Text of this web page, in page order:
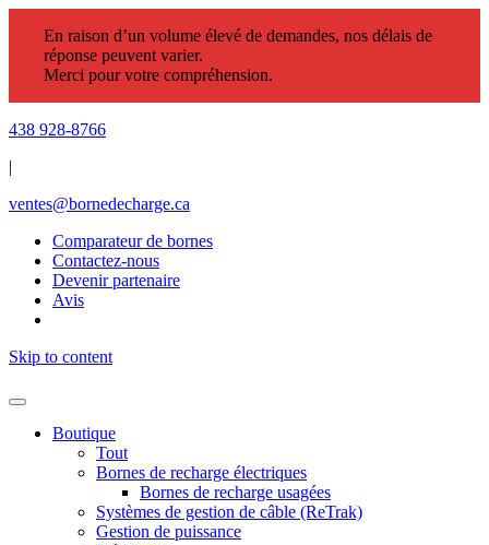
En raison d’un volume élevé de demandes, nos délais de
réponse peuvent varier.
Merci pour votre compréhension.
438 928-8766
|
ventes@bornedecharge.ca
Comparateur de bornes
Contactez-nous
Devenir partenaire
Avis
Skip to content
Boutique
Tout
Bornes de recharge électriques
Bornes de recharge usagées
Systèmes de gestion de câble (ReTrak)
Gestion de puissance